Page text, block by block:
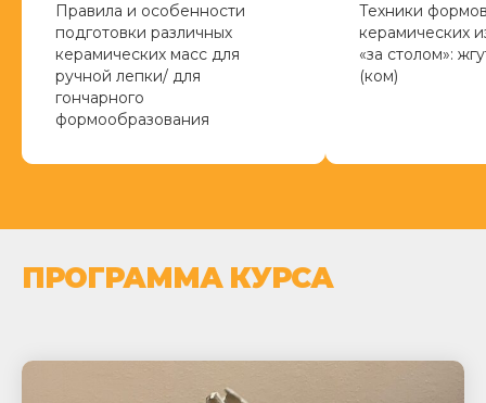
Правила и особенности
подготовки различных
керамических масс для
ручной лепки/ для
гончарного
формообразования
Техники
керамических
«за столом»:
(ком)
ПРОГРАММА КУРСА